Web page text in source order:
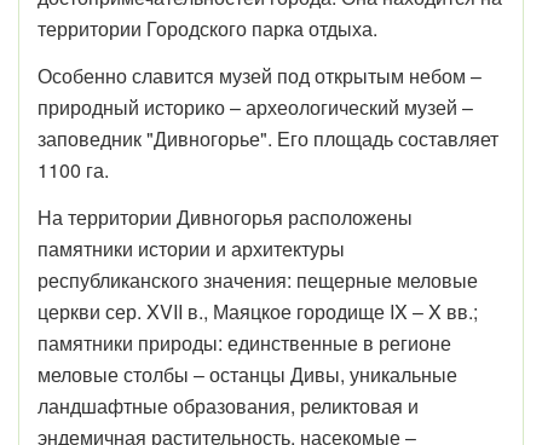
территории Городского парка отдыха.
Особенно славится музей под открытым небом –
природный историко – археологический музей –
заповедник "Дивногорье". Его площадь составляет
1100 га.
На территории Дивногорья расположены
памятники истории и архитектуры
республиканского значения: пещерные меловые
церкви сер. XVII в., Маяцкое городище IX – X вв.;
памятники природы: единственные в регионе
меловые столбы – останцы Дивы, уникальные
ландшафтные образования, реликтовая и
эндемичная растительность, насекомые –